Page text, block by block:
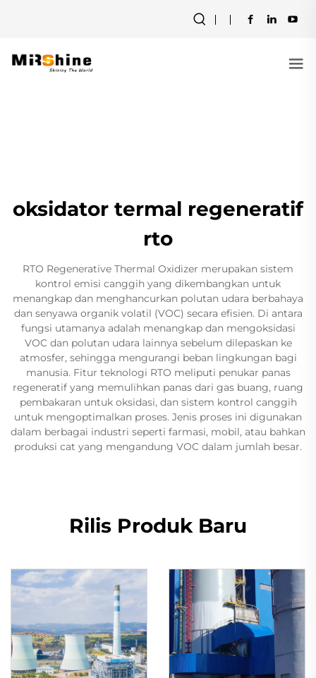
oksidator termal regeneratif
rto
RTO Regenerative Thermal Oxidizer merupakan sistem
kontrol emisi canggih yang dikembangkan untuk
menangkap dan menghancurkan polutan udara berbahaya
dan senyawa organik volatil (VOC) secara efisien. Di antara
fungsi utamanya adalah menangkap dan mengoksidasi
VOC dan polutan udara lainnya sebelum dilepaskan ke
atmosfer, sehingga mengurangi beban lingkungan bagi
manusia. Fitur teknologi RTO meliputi penukar panas
regeneratif yang memulihkan panas dari gas buang, ruang
pembakaran untuk oksidasi, dan sistem kontrol canggih
untuk mengoptimalkan proses. Jenis proses ini digunakan
dalam berbagai industri seperti farmasi, mobil, atau bahkan
produksi cat yang mengandung VOC dalam jumlah besar.
Rilis Produk Baru